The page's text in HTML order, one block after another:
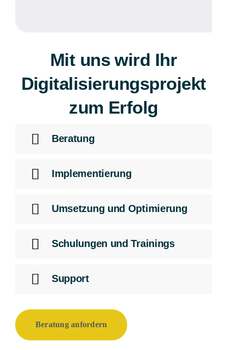
Mit uns wird Ihr
Digitalisierungsprojekt
zum Erfolg
Beratung
Implementierung
Umsetzung und Optimierung
Schulungen und Trainings
Support
Beratung anfordern